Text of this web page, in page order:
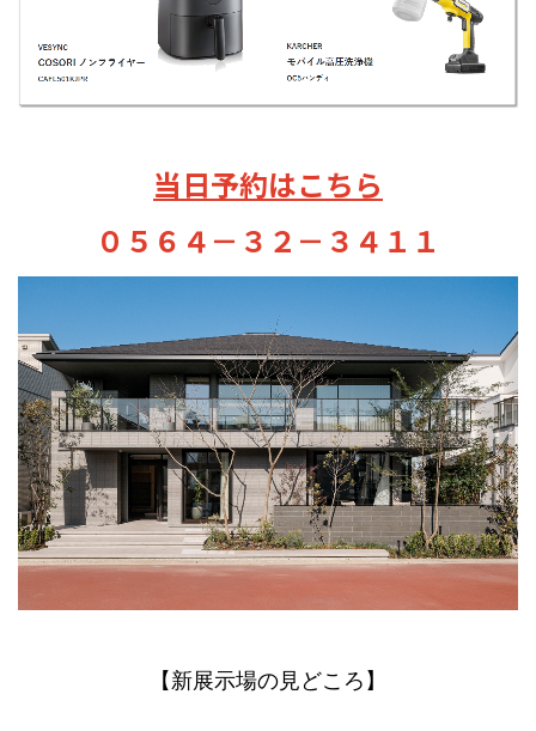
当日予約はこちら
０５６４－３２－３４１１
【新展示場の見どころ】